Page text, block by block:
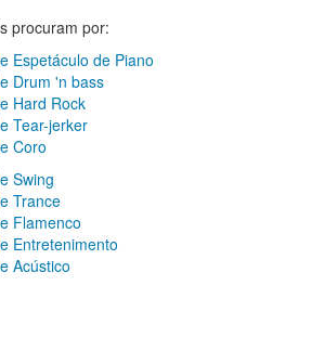
procuram por:
Espetáculo de Piano
Drum 'n bass
Hard Rock
Tear-jerker
Coro
Swing
Trance
Flamenco
Entretenimento
Acústico